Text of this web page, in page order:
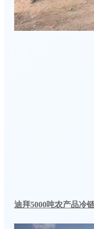
迪拜5000吨农产品冷